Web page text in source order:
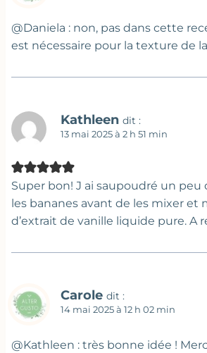
@Daniela : non, pas dans cette
est nécessaire pour la texture de
Kathleen dit :
13 mai 2025 à 2 h 51 min
Super bon! J ai saupoudré un peu
les bananes avant de les mixer et
d’extrait de vanille liquide pure. A
Carole dit :
14 mai 2025 à 12 h 02 min
@Kathleen : très bonne idée !